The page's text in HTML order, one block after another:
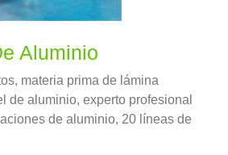
Aluminio
materia prima de lámina
de aluminio, experto profesional
de aluminio, 20 líneas de